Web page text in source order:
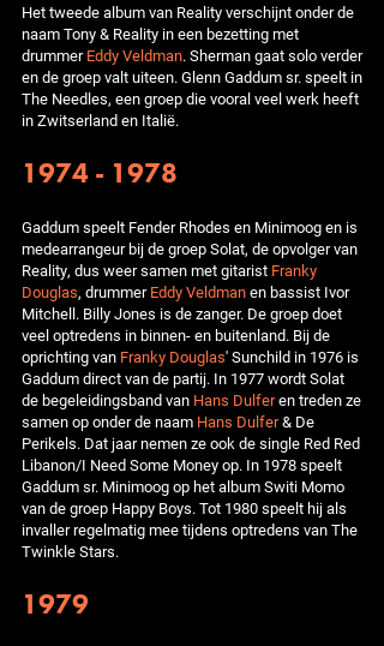
Het tweede album van Reality verschijnt onder de
naam Tony & Reality in een bezetting met
drummerEddy Veldman. Sherman gaat solo verder
en de groep valt uiteen. Glenn Gaddum sr. speelt in
The Needles, een groep die vooral veel werk heeft
in Zwitserland en Italië.
1974 - 1978
Gaddum speelt Fender Rhodes en Minimoog en is
medearrangeur bij de groep Solat, de opvolger van
Reality, dus weer samen met gitarist Franky
Douglas, drummerEddy Veldmanen bassist Ivor
Mitchell. Billy Jones is de zanger. De groep doet
veel optredens in binnen- en buitenland. Bij de
oprichting van Franky Douglas' Sunchild in 1976 is
Gaddum direct van de partij. In 1977 wordt Solat
de begeleidingsband van Hans Dulferen treden ze
samen op onder de naam Hans Dulfer& De
Perikels. Dat jaar nemen ze ook de single Red Red
Libanon/I Need Some Money op. In 1978 speelt
Gaddum sr. Minimoog op het album Switi Momo
van de groep Happy Boys. Tot 1980 speelt hij als
invaller regelmatig mee tijdens optredens van The
Twinkle Stars.
1979